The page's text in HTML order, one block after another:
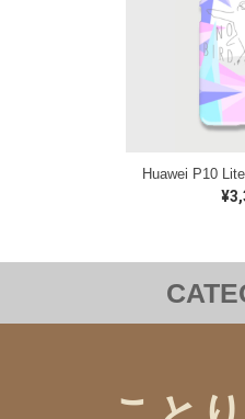
洋服 バッグ ステー
iPhoneケース Android